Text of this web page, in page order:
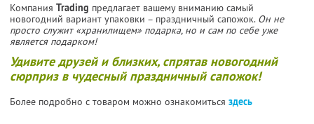
Компания Trading предлагает вашему вниманию самый
новогодний вариант упаковки – праздничный сапожок. Он не
просто служит «хранилищем» подарка, но и сам по себе уже
является подарком!
Удивите друзей и близких, спрятав новогодний
сюрприз в чудесный праздничный сапожок!
Более подробно с товаром можно ознакомиться здесь